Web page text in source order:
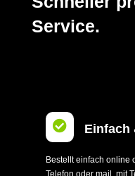
Service.
 Einfach
Bestellt einfach online
Telefon oder mail, mit